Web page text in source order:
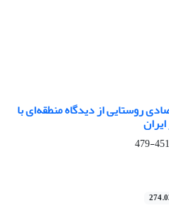
روستایی از دیدگاه منطقه‌ای با
451-479